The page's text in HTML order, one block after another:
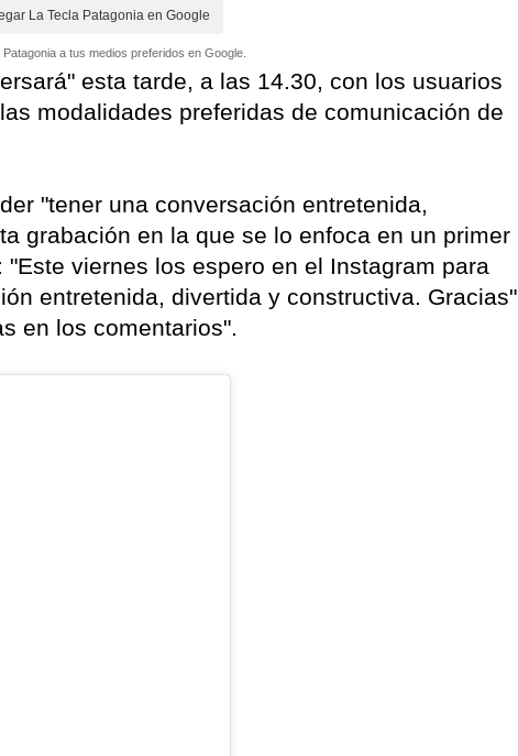
La Tecla Patagonia en Google
a tus medios preferidos en Google.
esta tarde, a las 14.30, con los usuarios
modalidades preferidas de comunicación de
"tener una conversación entretenida,
grabación en la que se lo enfoca en un primer
viernes los espero en el Instagram para
entretenida, divertida y constructiva. Gracias".
en los comentarios".